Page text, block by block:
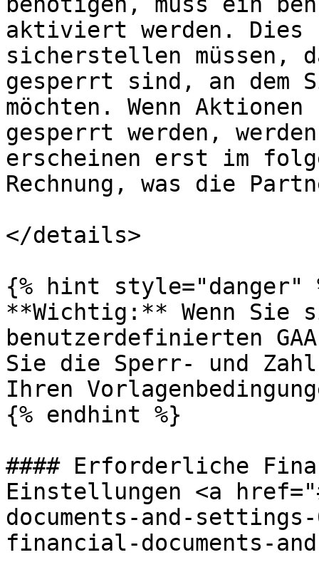
aktiviert werden. Dies
sicherstellen müssen,
gesperrt sind, an dem
möchten. Wenn
gesperrt werden,
erscheinen erst im
Rechnung, was die
</details>
{% hint style="danger"
**Wichtig:** Wenn Sie
benutzerdefinierten
Sie die Sperr- und
Ihren
{% endhint %}
#### Erforderliche
Einstellungen <a
documents-and-
financial-documents-